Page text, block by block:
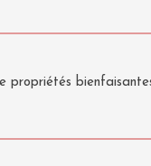
propriétés